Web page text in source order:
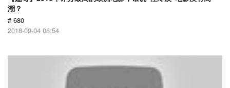
潮？
# 680
2018-09-04 08:54